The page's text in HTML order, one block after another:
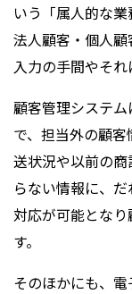
いう「属人的な業
法人顧客・個人
入力の手間やそ
顧客管理システ
で、担当外の顧
送状況や以前の
らない情報に、
対応が可能とな
す。
そのほかにも、